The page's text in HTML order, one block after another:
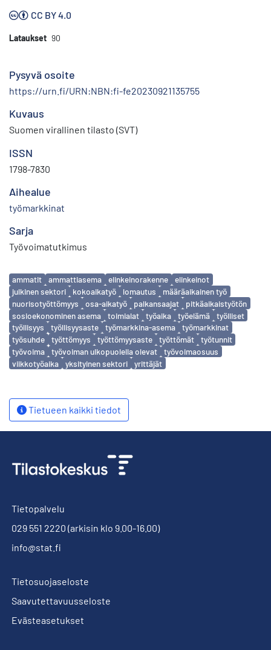
CC BY 4.0
Lataukset 90
Pysyvä osoite
https://urn.fi/URN:NBN:fi-fe20230921135755
Kuvaus
Suomen virallinen tilasto (SVT)
ISSN
1798-7830
Aihealue
työmarkkinat
Sarja
Työvoimatutkimus
Avainsanat
ammatit ammattiasema elinkeinorakenne
elinkeinot
julkinen sektori
kokoaikatyö lomautus
määräaikainen työ
nuorisotyöttömyys
osa-aikatyö palkansaajat
pitkäaikaistyötön
sosioekonominen asema
toimialat työaika työelämä
työlliset
työllisyys
työllisyysaste työmarkkina-asema
työmarkkinat
työsuhde
työttömyys työttömyysaste työttömät
työtunnit
työvoima
työvoiman ulkopuolella olevat
työvoimaosuus
viikkotyöaika
yksityinen sektori yrittäjät
Tietueen kaikki tiedot
Tietopalvelu
029 551 2220 (arkisin klo 9.00-16.00)
info@stat.fi
Tietosuojaseloste
Saavutettavuusseloste
Evästeasetukset